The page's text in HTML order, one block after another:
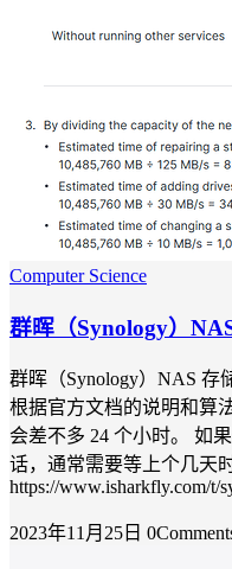
Computer Science
群晖（Synology）
群晖（Synology）NAS 存
根据官方文档的说明和
会差不多 24 个小时。 如
话，通常需要等上个几天
https://www.isharkfly.com/t/
2023年11月25日